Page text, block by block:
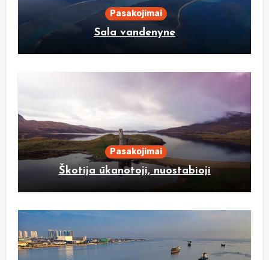
Pasakojimai
Sala vandenyne
Pasakojimai
Škotija ūkanotoji, nuostabioji